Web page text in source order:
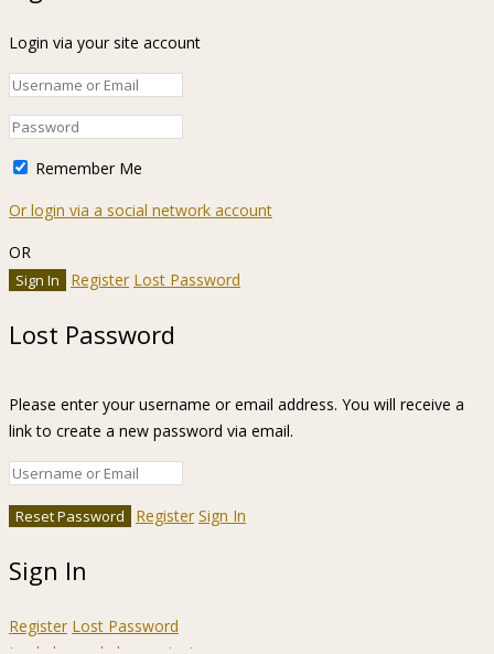
Login via your site account
Remember Me
Or login via a social network account
OR
Register Lost Password
Lost Password
Please enter your username or email address. You will receive a
link to create a new password via email.
Register Sign In
Sign In
Register Lost Password